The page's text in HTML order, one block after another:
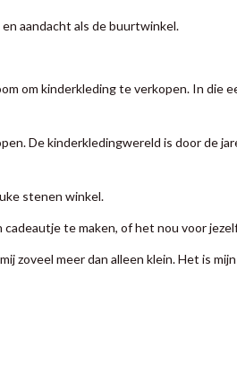
aandacht als de buurtwinkel.
om kinderkleding te verkopen. In die
De kinderkledingwereld is door de
stenen winkel.
te maken, of het nou voor
zoveel meer dan alleen klein. Het is